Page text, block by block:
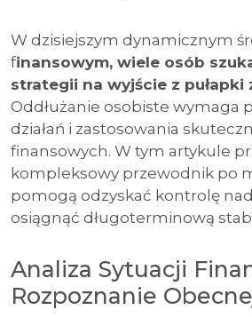
W dzisiejszym dynamicznym
finansowym, wiele osób
strategii na wyjście z pułapki
Oddłużanie osobiste wymaga
działań i zastosowania
finansowych. W tym artykule
kompleksowy przewodnik po
pomogą odzyskać kontrolę
osiągnąć długoterminową
Analiza Sytuacji
Rozpoznanie